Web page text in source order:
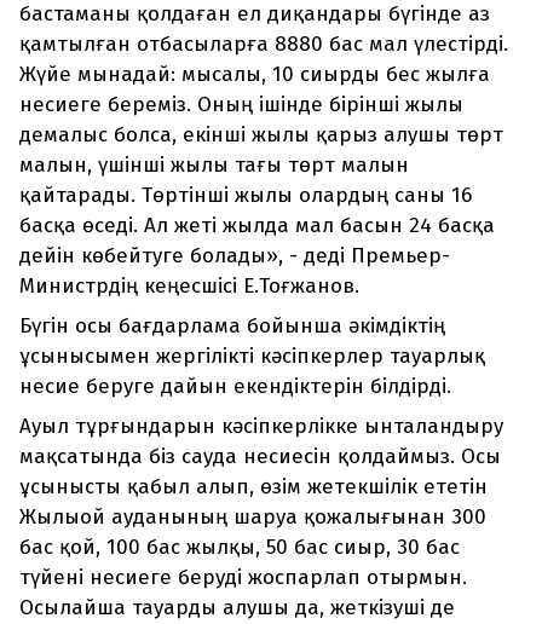
бастаманы қолдаған ел диқандары бүгінде аз
қамтылған отбасыларға 8880 бас мал үлестірді.
Жүйе мынадай: мысалы, 10 сиырды бес жылға
несиеге береміз. Оның ішінде бірінші жылы
демалыс болса, екінші жылы қарыз алушы төрт
малын, үшінші жылы тағы төрт малын
қайтарады. Төртінші жылы олардың саны 16
басқа өседі. Ал жеті жылда мал басын 24 басқа
дейін көбейтуге болады», - деді Премьер-
Министрдің кеңесшісі Е.Тоғжанов.
Бүгін осы бағдарлама бойынша әкімдіктің
ұсынысымен жергілікті кәсіпкерлер тауарлық
несие беруге дайын екендіктерін білдірді.
Ауыл тұрғындарын кәсіпкерлікке ынталандыру
мақсатында біз сауда несиесін қолдаймыз. Осы
ұсынысты қабыл алып, өзім жетекшілік ететін
Жылыой ауданының шаруа қожалығынан 300
бас қой, 100 бас жылқы, 50 бас сиыр, 30 бас
түйені несиеге беруді жоспарлап отырмын.
Осылайша тауарды алушы да, жеткізуші де